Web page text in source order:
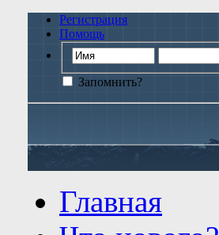
Регистрация
Помощь
Запомнить?
Главная